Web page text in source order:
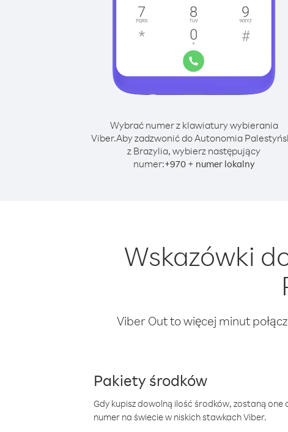
Wybrać numer z klawiatury wybierania
Viber.Aby zadzwonić do Autonomia
z Brazylia, wybierz następujący
numer:+970+ numer lokalny
Wskazówki
Viber Out to więcej minut
Pakiety środków
Gdy kupisz dowolną ilość środków, zostaną
numer na świecie w niskich stawkach Viber.